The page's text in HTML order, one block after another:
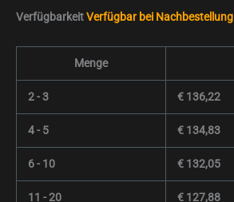
VerfügbarkeitVerfügbar bei Nachbestellung
Menge
2 - 3 € 136,22
4 - 5 € 134,83
6 - 10 € 132,05
11 - 20 € 127,88